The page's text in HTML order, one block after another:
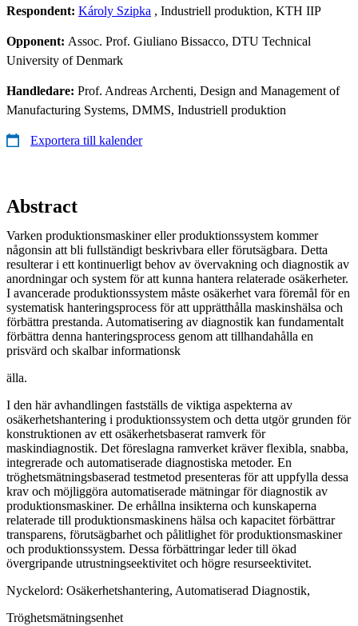
Respondent: Károly Szipka , Industriell produktion, KTH IIP
Opponent: Assoc. Prof. Giuliano Bissacco, DTU Technical
University of Denmark
Handledare: Prof. Andreas Archenti, Design and Management of
Manufacturing Systems, DMMS, Industriell produktion
Exportera till kalender
Abstract
Varken produktionsmaskiner eller produktionssystem kommer
någonsin att bli fullständigt beskrivbara eller förutsägbara. Detta
resulterar i ett kontinuerligt behov av övervakning och diagnostik av
anordningar och system för att kunna hantera relaterade osäkerheter.
I avancerade produktionssystem måste osäkerhet vara föremål för en
systematisk hanteringsprocess för att upprätthålla maskinshälsa och
förbättra prestanda. Automatisering av diagnostik kan fundamentalt
förbättra denna hanteringsprocess genom att tillhandahålla en
prisvärd och skalbar informationsk
älla.
I den här avhandlingen fastställs de viktiga aspekterna av
osäkerhetshantering i produktionssystem och detta utgör grunden för
konstruktionen av ett osäkerhetsbaserat ramverk för
maskindiagnostik. Det föreslagna ramverket kräver flexibla, snabba,
integrerade och automatiserade diagnostiska metoder. En
tröghetsmätningsbaserad testmetod presenteras för att uppfylla dessa
krav och möjliggöra automatiserade mätningar för diagnostik av
produktionsmaskiner. De erhållna insikterna och kunskaperna
relaterade till produktionsmaskinens hälsa och kapacitet förbättrar
transparens, förutsägbarhet och pålitlighet för produktionsmaskiner
och produktionssystem. Dessa förbättringar leder till ökad
övergripande utrustningseektivitet och högre resurseektivitet.
Nyckelord: Osäkerhetshantering, Automatiserad Diagnostik,
Tröghetsmätningsenhet